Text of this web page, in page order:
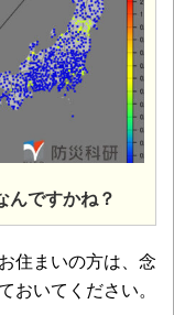
んですかね？
住まいの方は、念
おいてください。